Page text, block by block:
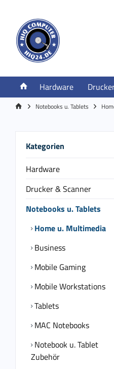
Hardware
Notebooks u. Tablets
Kategorien
Hardware
Drucker & Scanner
Notebooks u. Tablets
Home u. Multimedia
Business
Mobile Gaming
Mobile Workstations
Tablets
MAC Notebooks
Notebook u. Tablet
Zubehör